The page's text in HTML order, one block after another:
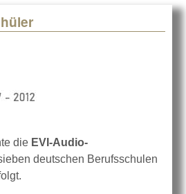
die EVI-Audio-
deutschen Berufsschulen